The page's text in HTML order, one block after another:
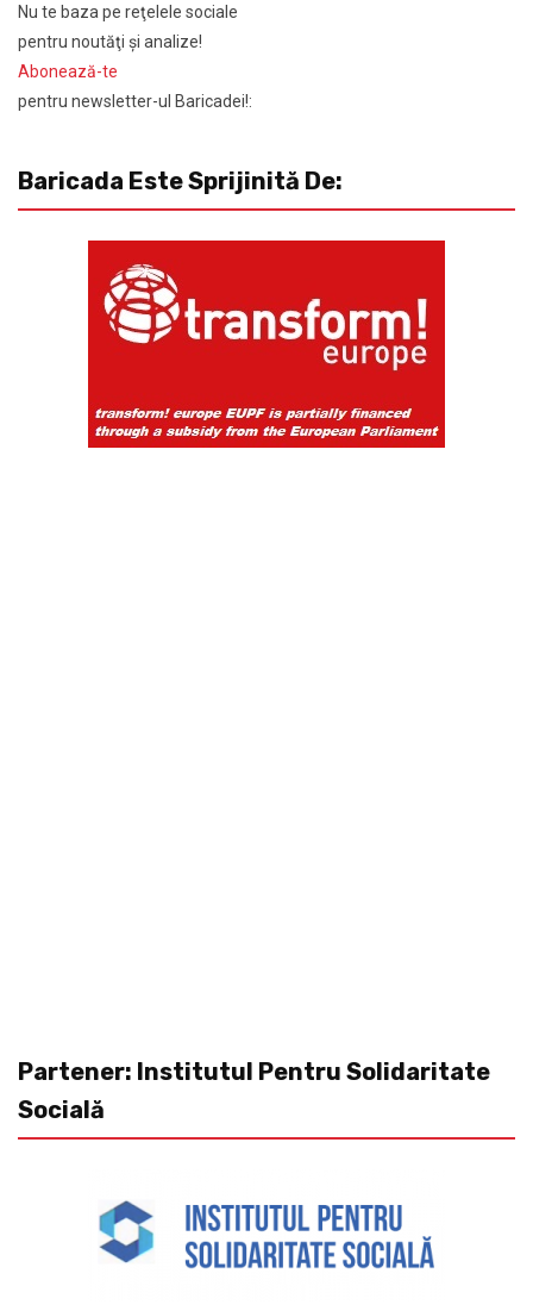
Nu te baza pe reţelele sociale
pentru noutăţi şi analize!
Abonează-te
pentru newsletter-ul Baricadei!:
Baricada Este Sprijinită De:
Partener: Institutul Pentru Solidaritate
Socială